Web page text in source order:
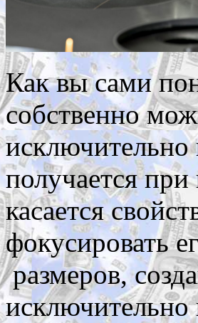
Как вы сами
собственно
получается
касается
фокусировать
размеров,